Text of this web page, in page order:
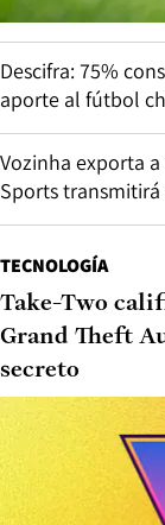
Descifra: 75%
aporte al fútbol
Vozinha exporta
Sports transmitirá
TECNOLOGÍA
Take-Two
Grand Theft
secreto